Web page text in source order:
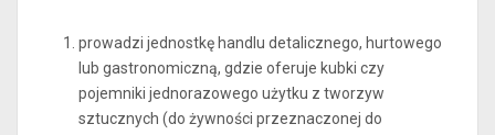
prowadzi jednostkę handlu detalicznego, hurtowego
lub gastronomiczną, gdzie oferuje kubki czy
pojemniki jednorazowego użytku z tworzyw
sztucznych (do żywności przeznaczonej do